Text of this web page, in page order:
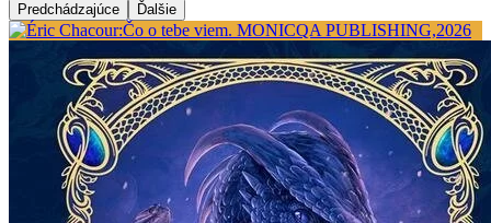
Predchádzajúce Ďalšie